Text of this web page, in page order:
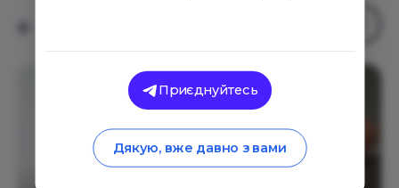
Приєднуйтесь
Дякую, вже давно з вами